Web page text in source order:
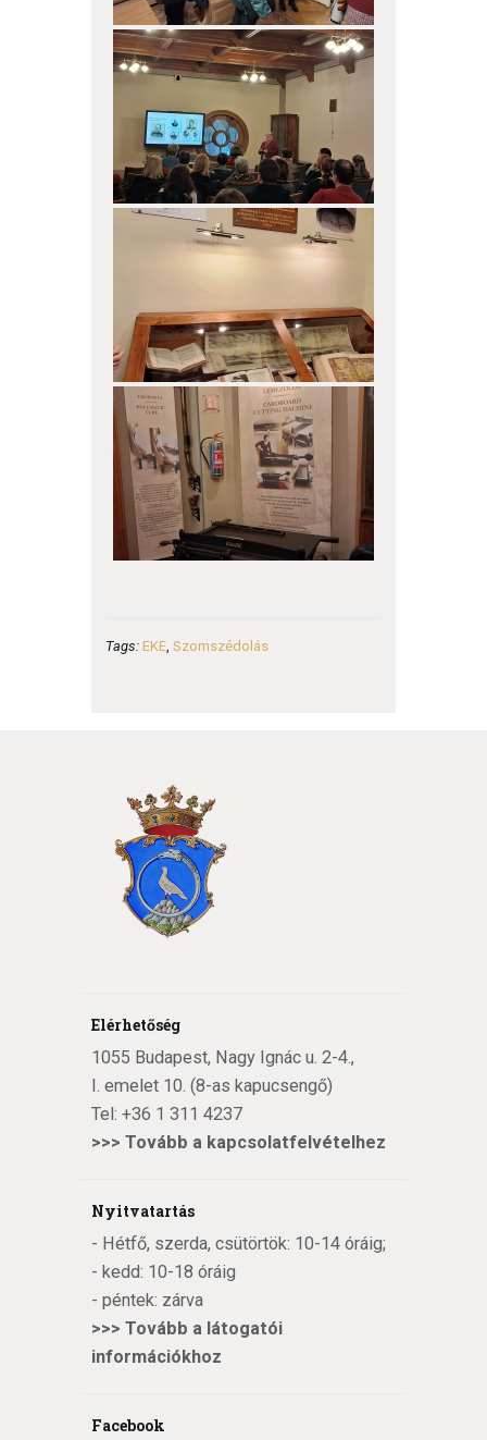
Tags: EKE, Szomszédolás
Elérhetőség
1055 Budapest, Nagy Ignác u. 2-4.,
I. emelet 10. (8-as kapucsengő)
Tel: +36 1 311 4237
>>> Tovább a kapcsolatfelvételhez
Nyitvatartás
- Hétfő, szerda, csütörtök: 10-14 óráig;
- kedd: 10-18 óráig
- péntek: zárva
>>> Tovább a látogatói
információkhoz
Facebook